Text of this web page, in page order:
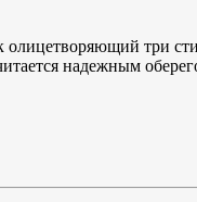
три
надежным